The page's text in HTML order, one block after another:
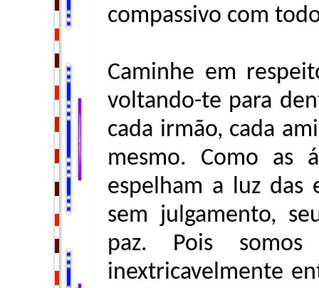
compassivo com
Caminhe em
voltando-te para
cada irmão, cada
mesmo. Como as
espelham a luz das
sem julgamento,
paz. Pois
inextricavelmente